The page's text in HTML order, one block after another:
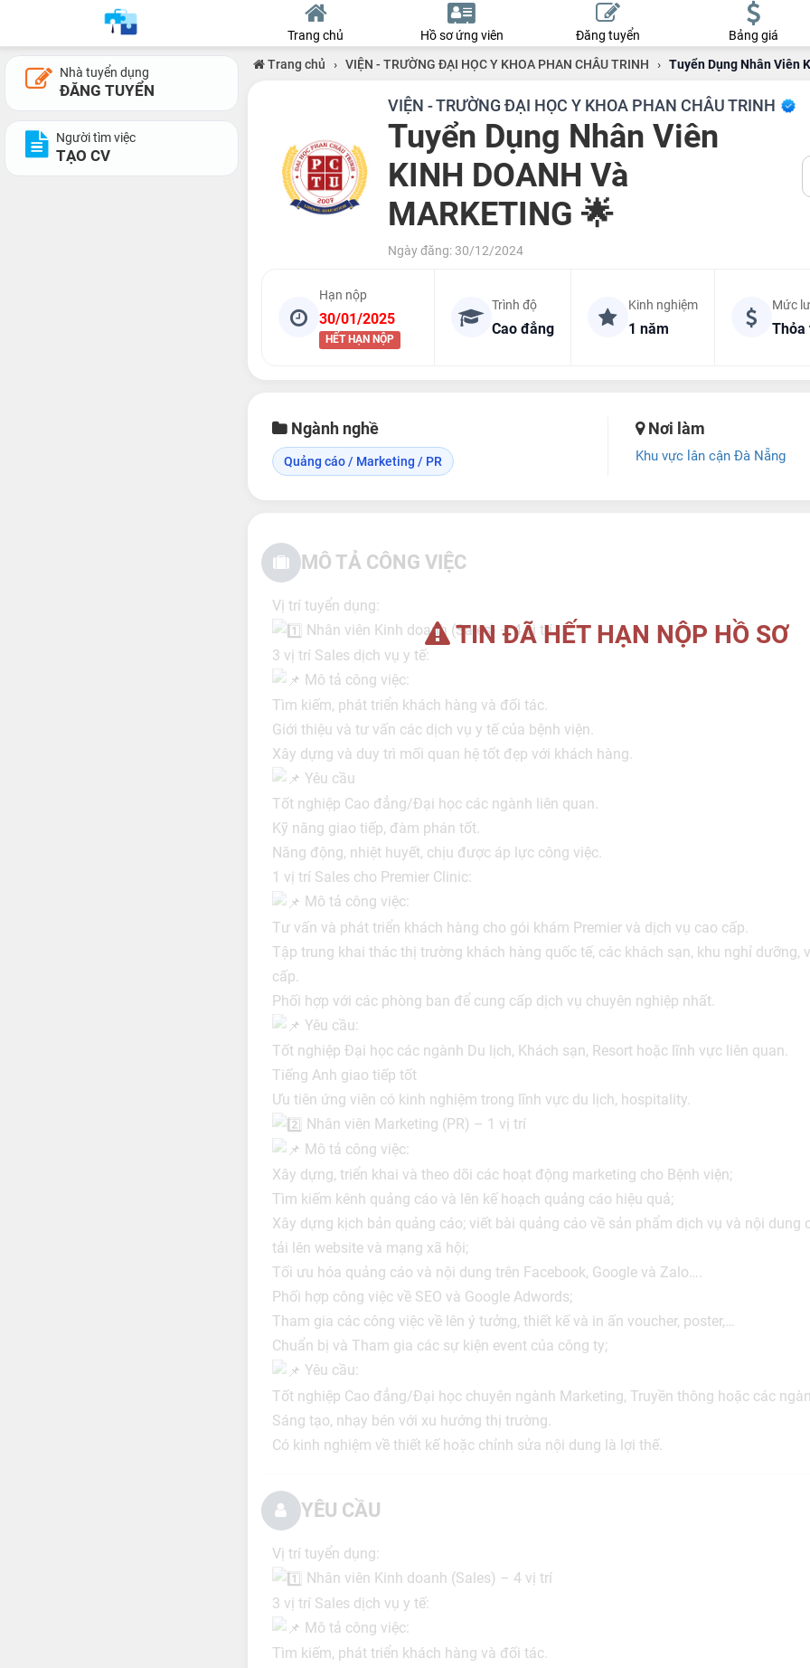
Trang chủ Hồ sơ ứng viên Đăng tuyển Bảng giá
Nhà tuyển dụng
ĐĂNG TUYỂN
Người tìm việc
TẠO CV
Trang chủ › VIỆN - TRƯỜNG ĐẠI HỌC Y KHOA PHAN CHÂU TRINH › Tuyển Dụng Nhân Viên
VIỆN - TRƯỜNG ĐẠI HỌC Y KHOA PHAN CHÂU TRINH
Tuyển Dụng Nhân Viên
KINH DOANH Và
MARKETING 🌟
Ngày đăng: 30/12/2024
Hạn nộp
30/01/2025
HẾT HẠN NỘP
Trình độ
Cao đẳng
Kinh nghiệm
1 năm
Mức
Thỏa
Ngành nghề
Quảng cáo / Marketing / PR
Nơi làm
Khu vực lân cận Đà Nẵng
TIN ĐÃ HẾT HẠN NỘP HỒ SƠ
MÔ TẢ CÔNG VIỆC
Vị trí tuyển dụng:
Nhân viên Kinh doanh (Sales) – 4 vị trí
3 vị trí Sales dịch vụ y tế:
Mô tả công việc:
Tìm kiếm, phát triển khách hàng và đối tác.
Giới thiệu và tư vấn các dịch vụ y tế của bệnh viện.
Xây dựng và duy trì mối quan hệ tốt đẹp với khách hàng.
Yêu cầu
Tốt nghiệp Cao đẳng/Đại học các ngành liên quan.
Kỹ năng giao tiếp, đàm phán tốt.
Năng động, nhiệt huyết, chịu được áp lực công việc.
1 vị trí Sales cho Premier Clinic:
Mô tả công việc:
Tư vấn và phát triển khách hàng cho gói khám Premier và dịch vụ cao cấp.
Tập trung khai thác thị trường khách hàng quốc tế, các khách sạn, khu nghỉ dưỡng,
cấp.
Phối hợp với các phòng ban để cung cấp dịch vụ chuyên nghiệp nhất.
Yêu cầu:
Tốt nghiệp Đại học các ngành Du lịch, Khách sạn, Resort hoặc lĩnh vực liên quan.
Tiếng Anh giao tiếp tốt
Ưu tiên ứng viên có kinh nghiệm trong lĩnh vực du lịch, hospitality.
Nhân viên Marketing (PR) – 1 vị trí
Mô tả công việc:
Xây dựng, triển khai và theo dõi các hoạt động marketing cho Bệnh viện;
Tìm kiếm kênh quảng cáo và lên kế hoạch quảng cáo hiệu quả;
Xây dựng kịch bản quảng cáo; viết bài quảng cáo về sản phẩm dịch vụ và nội dung
tải lên website và mạng xã hội;
Tối ưu hóa quảng cáo và nội dung trên Facebook, Google và Zalo….
Phối hợp công việc về SEO và Google Adwords;
Tham gia các công việc về lên ý tưởng, thiết kế và in ấn voucher, poster,…
Chuẩn bị và Tham gia các sự kiện event của công ty;
Yêu cầu:
Tốt nghiệp Cao đẳng/Đại học chuyên ngành Marketing, Truyền thông hoặc các
Sáng tạo, nhạy bén với xu hướng thị trường.
Có kinh nghiệm về thiết kế hoặc chỉnh sửa nội dung là lợi thế.
YÊU CẦU
Vị trí tuyển dụng:
Nhân viên Kinh doanh (Sales) – 4 vị trí
3 vị trí Sales dịch vụ y tế:
Mô tả công việc:
Tìm kiếm, phát triển khách hàng và đối tác.